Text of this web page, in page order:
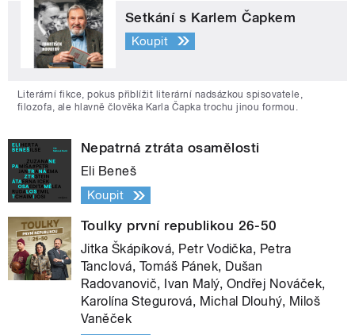
Setkání s Karlem Čapkem
Koupit
Literární fikce, pokus přiblížit literární nadsázkou spisovatele,
filozofa, ale hlavně člověka Karla Čapka trochu jinou formou.
Nepatrná ztráta osamělosti
Eli Beneš
Koupit
Toulky první republikou 26-50
Jitka Škápíková, Petr Vodička, Petra
Tanclová, Tomáš Pánek, Dušan
Radovanovič, Ivan Malý, Ondřej Nováček,
Karolína Stegurová, Michal Dlouhý, Miloš
Vaněček